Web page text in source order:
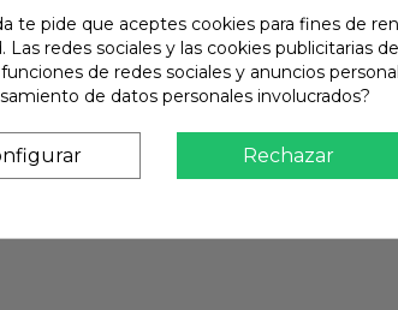
te pide que aceptes cookies para fines de
Las redes sociales y las cookies publicitarias
de redes sociales y anuncios
de datos personales involucrados?
Rechazar